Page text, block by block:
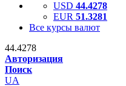
USD 44.4278
EUR 51.3281
Все курсы валют
44.4278
Авторизация
Поиск
UA